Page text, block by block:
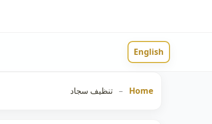
English
Home
– تنظيف سجاد